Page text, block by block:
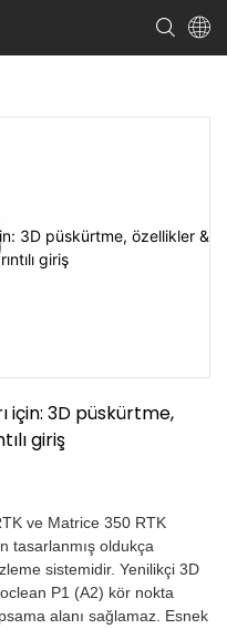
için: 3D püskürtme,
giriş
ve Matrice 350 RTK
tasarlanmış oldukça
sistemidir. Yenilikçi 3D
P1 (A2) kör nokta
alanı sağlamaz. Esnek